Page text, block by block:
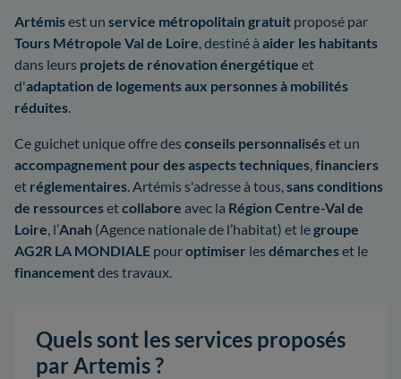
Artémisest un service métropolitain gratuit proposé par
Tours Métropole Val de Loire , destiné à aider les habitants
dans leurs projets de rénovation énergétique et
d'adaptation de logements aux personnes à mobilités
réduites
Ce guichet unique offre des conseils personnaliséset un
accompagnement pour des aspects techniques financiers
et réglementaires . Artémis s'adresse à tous, sans conditions
de ressourcesetcollabore avec la Région Centre-Val de
Loire , l’Anah (Agence nationale de l’habitat) et legroupe
AG2R LA MONDIALE pouroptimiser les démarcheset le
financementdes travaux.
Quels sont les services proposés
par Artemis ?